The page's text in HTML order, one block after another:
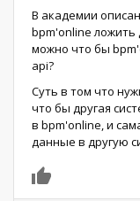
В академии
bpm'online ложить
можно что бы
api?
Суть в том что
что бы другая
в bpm'online, и
данные в другую